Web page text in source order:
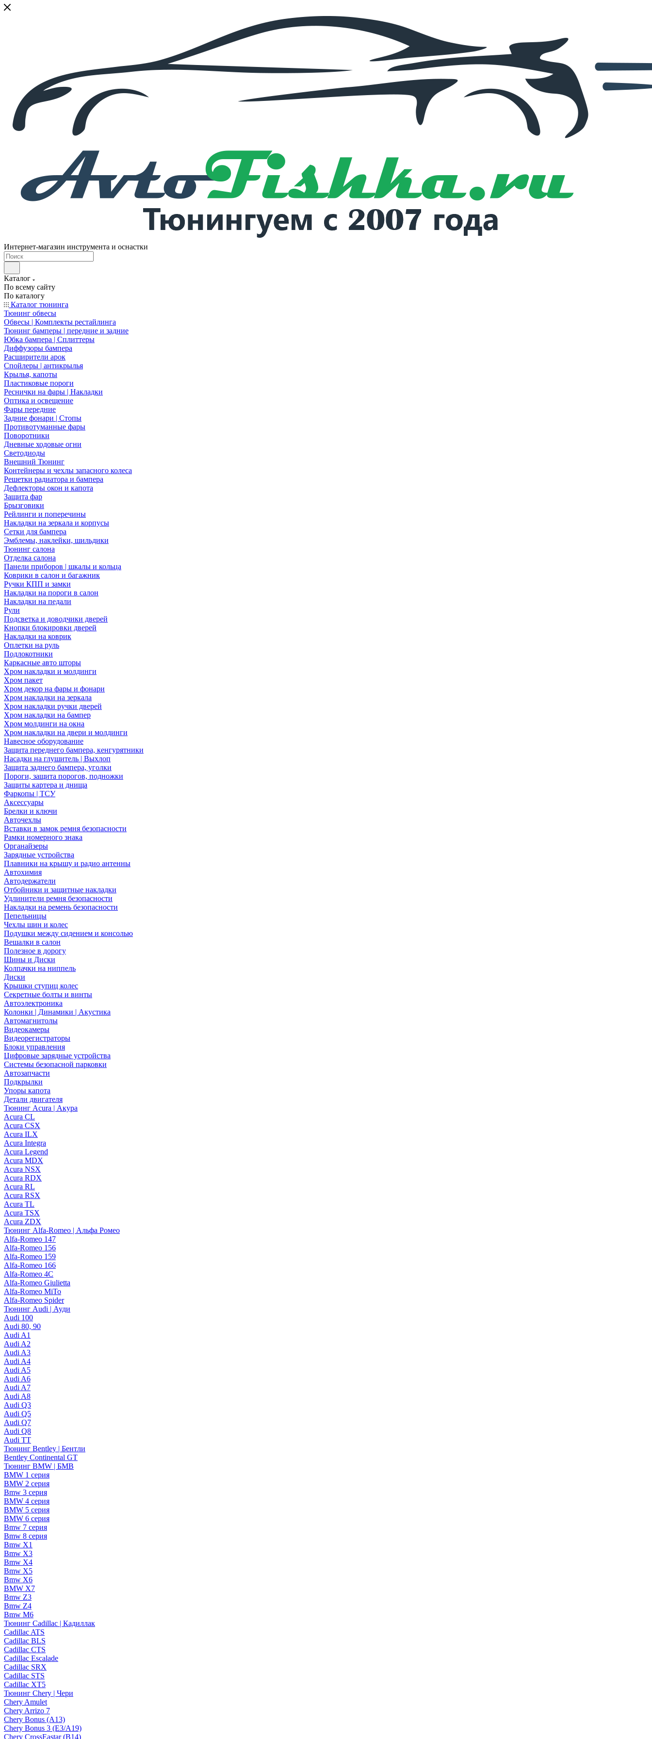
Интернет-магазин инструмента и оснастки
Каталог
По всему сайту
По каталогу
Каталог тюнинга
Тюнинг обвесы
Обвесы | Комплекты рестайлинга
Тюнинг бамперы | передние и задние
Юбка бампера | Сплиттеры
Диффузоры бампера
Расширители арок
Спойлеры | антикрылья
Крылья, капоты
Пластиковые пороги
Реснички на фары | Накладки
Оптика и освещение
Фары передние
Задние фонари | Стопы
Противотуманные фары
Поворотники
Дневные ходовые огни
Светодиоды
Внешний Тюнинг
Контейнеры и чехлы запасного колеса
Решетки радиатора и бампера
Дефлекторы окон и капота
Защита фар
Брызговики
Рейлинги и поперечины
Накладки на зеркала и корпусы
Сетки для бампера
Эмблемы, наклейки, шильдики
Тюнинг салона
Отделка салона
Панели приборов | шкалы и кольца
Коврики в салон и багажник
Ручки КПП и замки
Накладки на пороги в салон
Накладки на педали
Рули
Подсветка и доводчики дверей
Кнопки блокировки дверей
Накладки на коврик
Оплетки на руль
Подлокотники
Каркасные авто шторы
Хром накладки и молдинги
Хром пакет
Хром декор на фары и фонари
Хром накладки на зеркала
Хром накладки ручки дверей
Хром накладки на бампер
Хром молдинги на окна
Хром накладки на двери и молдинги
Навесное оборудование
Защита переднего бампера, кенгурятники
Насадки на глушитель | Выхлоп
Защита заднего бампера, уголки
Пороги, защита порогов, подножки
Защиты картера и днища
Фаркопы | ТСУ
Аксессуары
Брелки и ключи
Авточехлы
Вставки в замок ремня безопасности
Рамки номерного знака
Органайзеры
Зарядные устройства
Плавники на крышу и радио антенны
Автохимия
Автодержатели
Отбойники и защитные накладки
Удлинители ремня безопасности
Накладки на ремень безопасности
Пепельницы
Чехлы шин и колес
Подушки между сидением и консолью
Вешалки в салон
Полезное в дорогу
Шины и Диски
Колпачки на ниппель
Диски
Крышки ступиц колес
Секретные болты и винты
Автоэлектроника
Колонки | Динамики | Акустика
Автомагнитолы
Видеокамеры
Видеорегистраторы
Блоки управления
Цифровые зарядные устройства
Системы безопасной парковки
Автозапчасти
Подкрылки
Упоры капота
Детали двигателя
Тюнинг Acura | Акура
Acura CL
Acura CSX
Acura ILX
Acura Integra
Acura Legend
Acura MDX
Acura NSX
Acura RDX
Acura RL
Acura RSX
Acura TL
Acura TSX
Acura ZDX
Тюнинг Alfa-Romeo | Альфа Ромео
Alfa-Romeo 147
Alfa-Romeo 156
Alfa-Romeo 159
Alfa-Romeo 166
Alfa-Romeo 4C
Alfa-Romeo Giulietta
Alfa-Romeo MiTo
Alfa-Romeo Spider
Тюнинг Audi | Ауди
Audi 100
Audi 80, 90
Audi A1
Audi A2
Audi A3
Audi A4
Audi A5
Audi A6
Audi A7
Audi A8
Audi Q3
Audi Q5
Audi Q7
Audi Q8
Audi TT
Тюнинг Bentley | Бентли
Bentley Continental GT
Тюнинг BMW | БМВ
BMW 1 серия
BMW 2 серия
Bmw 3 серия
BMW 4 серия
BMW 5 серия
BMW 6 серия
Bmw 7 серия
Bmw 8 серия
Bmw X1
Bmw X3
Bmw X4
Bmw X5
Bmw X6
BMW X7
Bmw Z3
Bmw Z4
Bmw М6
Тюнинг Cadillac | Кадиллак
Cadillac ATS
Cadillac BLS
Cadillac CTS
Cadillac Escalade
Cadillac SRX
Cadillac STS
Cadillac XT5
Тюнинг Chery | Чери
Chery Amulet
Chery Arrizo 7
Chery Bonus (A13)
Chery Bonus 3 (E3/A19)
Chery CrossEastar (B14)